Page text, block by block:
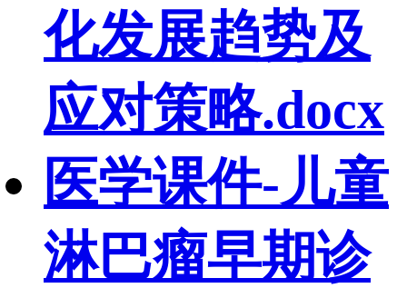
化发展趋势及
应对策略.docx
医学课件-儿童
淋巴瘤早期诊